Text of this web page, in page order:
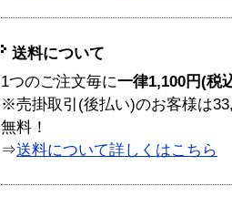
送料について
1つのご注文毎に一律1,100円(税
※売掛取引(後払い)のお客様は
無料！
⇒送料について詳しくはこちら